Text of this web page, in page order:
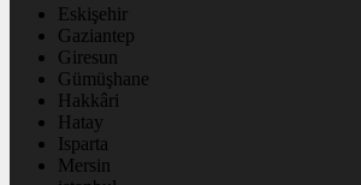
Eskişehir
Gaziantep
Giresun
Gümüşhane
Hakkâri
Hatay
Isparta
Mersin